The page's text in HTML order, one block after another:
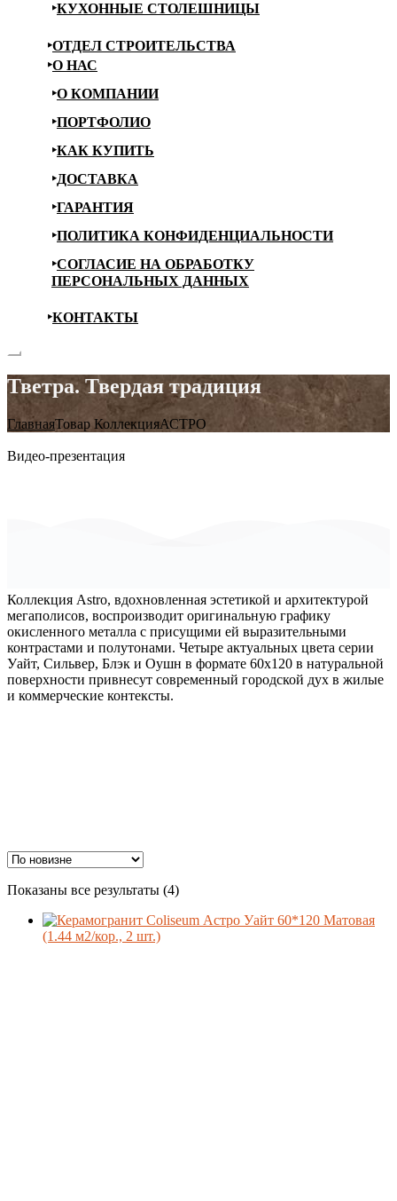
КУХОННЫЕ СТОЛЕШНИЦЫ
ОТДЕЛ СТРОИТЕЛЬСТВА
О НАС
О КОМПАНИИ
ПОРТФОЛИО
КАК КУПИТЬ
ДОСТАВКА
ГАРАНТИЯ
ПОЛИТИКА КОНФИДЕНЦИАЛЬНОСТИ
СОГЛАСИЕ НА ОБРАБОТКУ
ПЕРСОНАЛЬНЫХ ДАННЫХ
КОНТАКТЫ
Тветра. Твердая традиция
ГлавнаяТовар КоллекцияАСТРО
Видео-презентация
Коллекция Astro, вдохновленная эстетикой и архитектурой
мегаполисов, воспроизводит оригинальную графику
окисленного металла с присущими ей выразительными
контрастами и полутонами. Четыре актуальных цвета серии
Уайт, Сильвер, Блэк и Оушн в формате 60х120 в натуральной
поверхности привнесут современный городской дух в жилые
и коммерческие контексты.
Ценовой фильтр
Материал
Показаны все результаты (4)Сортировка:
недавние